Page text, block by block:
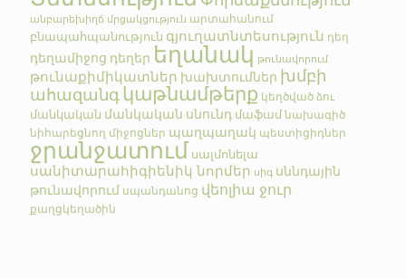
անբարեխիղճ մրցակցություն արտահանում
բնապահպանություն գյուղատնտեսություն դեղ
դեղամիջոց դեղեր եղանակ թունավորում
թունաքիմիկատներ խախտումներ խմբի
ահազանգկաթնամթերք կեղծված ձու
մանկական մանկական սնունդ մաֆամ նախագիծ
նիհարեցնող միջոցներ պաղպաղակ պեստիցիդներ
ջրանջատում սալմոնելա
սանիտարահիգիենիկ նորմեր սիգ սննդային
թունավորում սպանդանոց վեոլիա ջուր
քաղցկեղածին